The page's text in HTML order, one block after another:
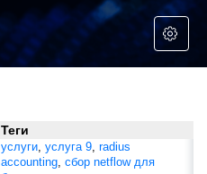
Теги
услуги услуга 9 radius
accounting сбор netflow для